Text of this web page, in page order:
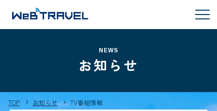
NEWS
お知らせ
TOP お知らせ TV番組情報